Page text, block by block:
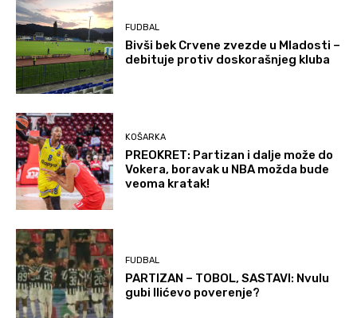
FUDBAL
Bivši bek Crvene zvezde u Mladosti –
debituje protiv doskorašnjeg kluba
KOŠARKA
PREOKRET: Partizan i dalje može do
Vokera, boravak u NBA možda bude
veoma kratak!
FUDBAL
PARTIZAN – TOBOL, SASTAVI: Nvulu
gubi Ilićevo poverenje?